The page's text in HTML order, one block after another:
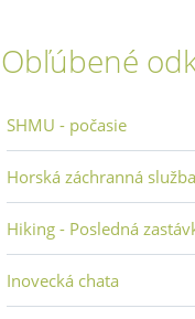
Obľúbené
SHMU - počasie
Horská záchranná služba
Hiking - Posledná
Inovecká chata